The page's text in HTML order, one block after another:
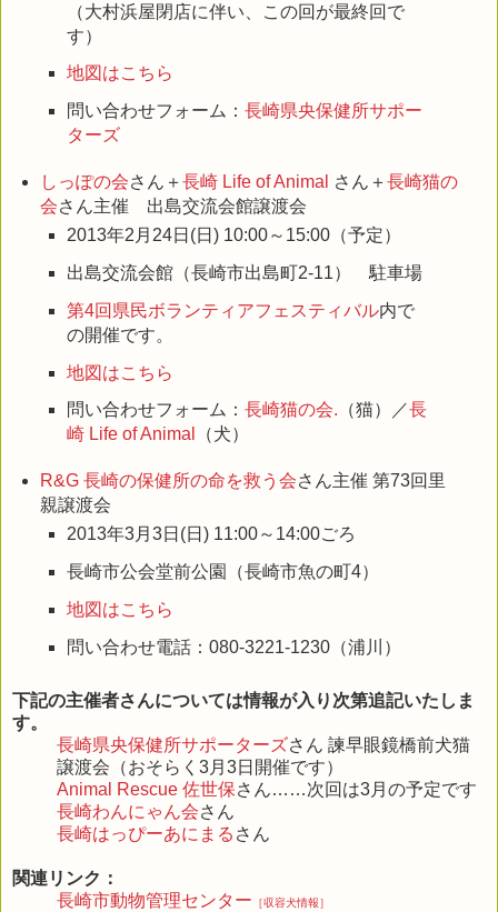
（大村浜屋閉店に伴い、この回が最終回で
す）
地図はこちら
問い合わせフォーム：長崎県央保健所サポー
ターズ
しっぽの会さん＋長崎 Life of Animal さん＋長崎猫の
会さん主催 出島交流会館譲渡会
2013年2月24日(日) 10:00～15:00（予定）
出島交流会館（長崎市出島町2-11） 駐車場
第4回県民ボランティアフェスティバル内で
の開催です。
地図はこちら
問い合わせフォーム：長崎猫の会. （猫）／長
崎 Life of Animal
（犬）
R&G 長崎の保健所の命を救う会さん主催 第73回里
親譲渡会
2013年3月3日(日) 11:00～14:00ごろ
長崎市公会堂前公園（長崎市魚の町4）
地図はこちら
問い合わせ電話：080-3221-1230（浦川）
下記の主催者さんについては情報が入り次第追記いたしま
す。
長崎県央保健所サポーターズさん 諫早眼鏡橋前犬猫
譲渡会（おそらく3月3日開催です）
Animal Rescue 佐世保さん……次回は3月の予定です
長崎わんにゃん会さん
長崎はっぴーあにまる さん
関連リンク：
長崎市動物管理センター ［収容犬情報］